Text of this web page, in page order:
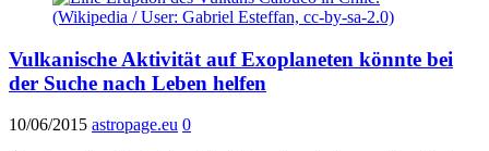
Vulkanische Aktivität auf Exoplaneten könnte bei
der Suche nach Leben helfen
10/06/2015 astropage.eu 0